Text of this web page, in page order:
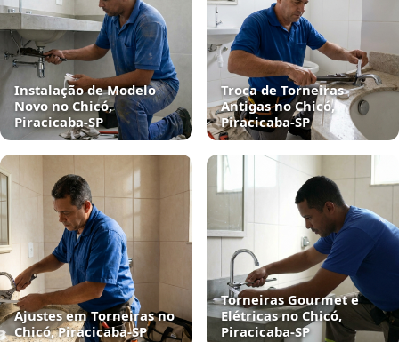
Instalação de Modelo
Novo no Chicó,
Piracicaba‑SP
Troca de Torneiras
Antigas no Chicó,
Piracicaba‑SP
Ajustes em Torneiras no
Chicó, Piracicaba‑SP
Torneiras Gourmet e
Elétricas no Chicó,
Piracicaba‑SP